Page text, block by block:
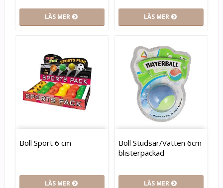
LÄS MER LÄS MER
Boll Sport 6 cm
LÄS MER
Boll Studsar/Vatten 6cm
blisterpackad
LÄS MER